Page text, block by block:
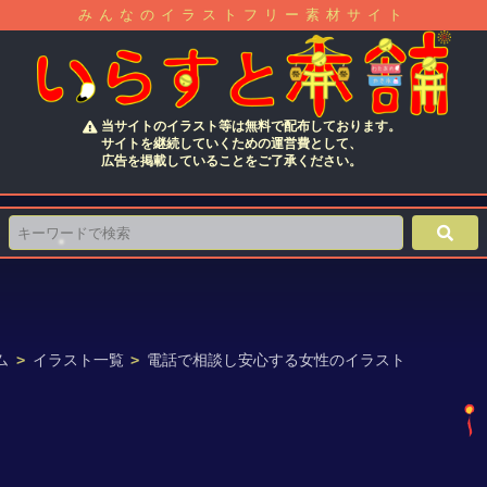
みんなのイラストフリー素材サイト
当サイトのイラスト等は無料で配布しております。
サイトを継続していくための運営費として、
広告を掲載していることをご了承ください。
> イラスト一覧 > 電話で相談し安心する女性のイラスト